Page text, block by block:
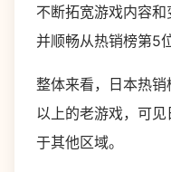
不断拓宽游戏内容和
并顺畅从热销榜第5
整体来看，日本热
以上的老游戏，可
于其他区域。